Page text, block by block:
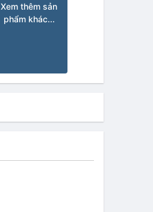
Xem thêm sản
phẩm khác...